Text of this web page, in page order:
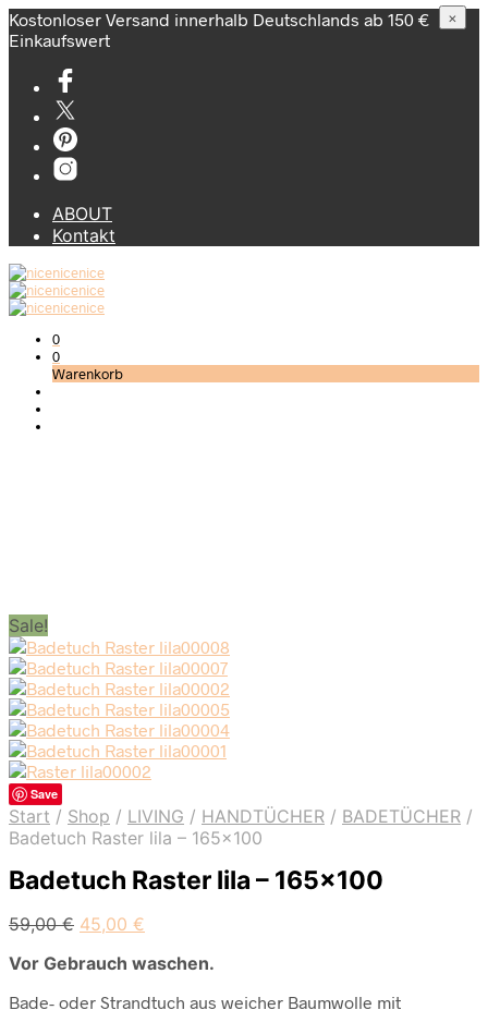
Kostonloser Versand innerhalb Deutschlands ab 150 €
Einkaufswert
ABOUT
Kontakt
0
0
Warenkorb
Sale!
Save
Start / Shop / LIVING / HANDTÜCHER / BADETÜCHER /
Badetuch Raster lila – 165×100
Badetuch Raster lila – 165×100
59,00€ Ursprünglicher
war:
45,00 €
ist:
Vor Gebrauch waschen.
Bade- oder Strandtuch aus weicher Baumwolle mit
×